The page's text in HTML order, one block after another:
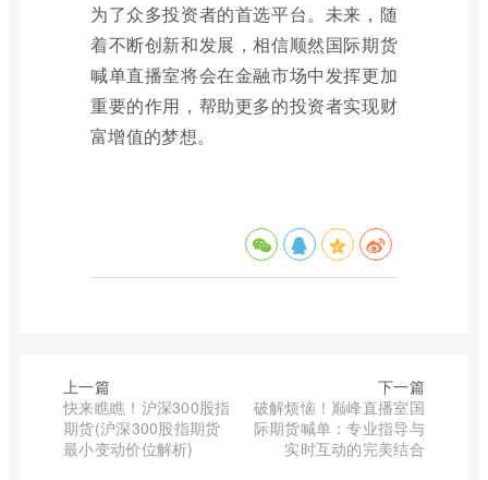
为了众多投资者的首选平台。未来，随
着不断创新和发展，相信顺然国际期货
喊单直播室将会在金融市场中发挥更加
重要的作用，帮助更多的投资者实现财
富增值的梦想。
上一篇
快来瞧瞧！沪深300股指
期货(沪深300股指期货
最小变动价位解析)
下一篇
破解烦恼！巅峰直播室国
际期货喊单：专业指导与
实时互动的完美结合